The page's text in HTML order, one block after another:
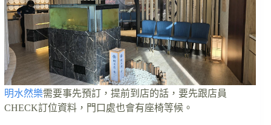
明水然樂需要事先預訂，提前到店的話，要先跟店員
CHECK訂位資料，門口處也會有座椅等候。